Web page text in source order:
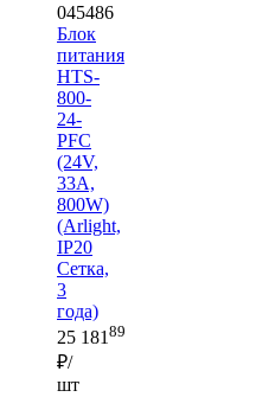
045486
Блок
питания
HTS-
800-
24-
PFC
(24V,
33A,
800W)
(Arlight,
IP20
Сетка,
3
года)
25 181 89
₽/
шт